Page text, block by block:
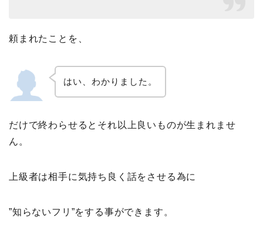
頼まれたことを、
はい、わかりました。
だけで終わらせるとそれ以上良いものが生まれませ
ん。
上級者は相手に気持ち良く話をさせる為に
”知らないフリ”をする事ができます。